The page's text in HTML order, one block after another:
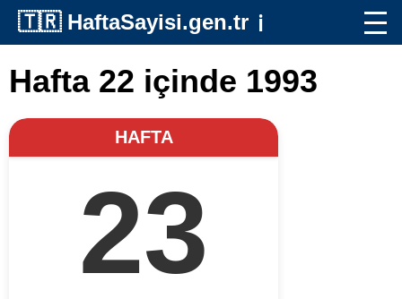
🇹🇷 HaftaSayisi.gen.tr ℹ️
Hafta 22 içinde 1993
HAFTA
23